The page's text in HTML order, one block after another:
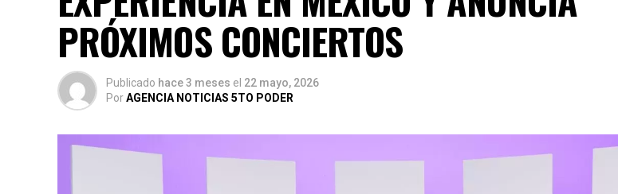
PRÓXIMOS CONCIERTOS
Publicado hace 3 meses el 22 mayo, 2026
PorAGENCIA NOTICIAS 5TO PODER